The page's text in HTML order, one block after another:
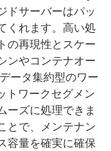
ドサーバーはパッ
くれます。高い処
の再現性とスケー
ンやコンテナオー
ータ集約型のワー
トワークセグメン
ーズに処理できま
とで、メンテナン
容量を確実に確保